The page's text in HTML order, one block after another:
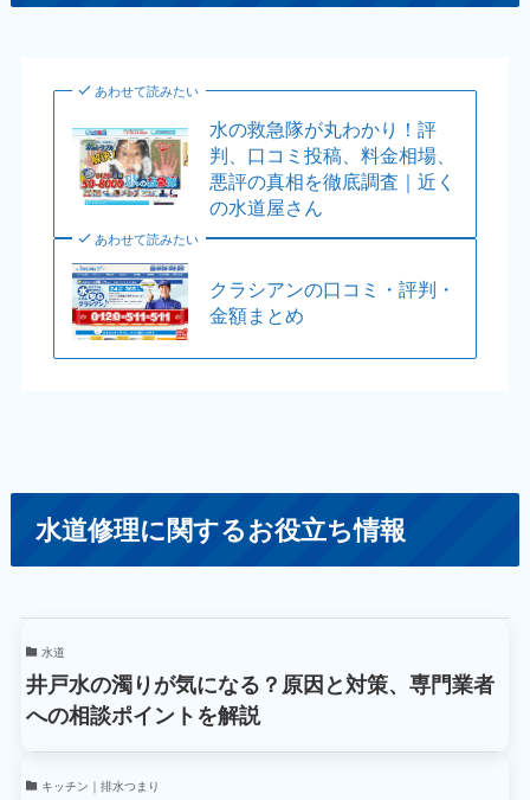
あわせて読みたい
水の救急隊が丸わかり！評
判、口コミ投稿、料金相場、
悪評の真相を徹底調査｜近く
の水道屋さん
あわせて読みたい
クラシアンの口コミ・評判・
金額まとめ
水道修理に関するお役立ち情報
水道
井戸水の濁りが気になる？原因と対策、専門業者
への相談ポイントを解説
キッチン｜排水つまり